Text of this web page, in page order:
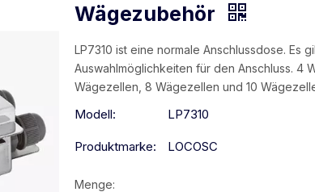
Wägezubehör
LP7310 ist eine normale Anschlussdose. Es
Auswahlmöglichkeiten für den Anschluss. 4
Wägezellen, 8 Wägezellen und 10
Modell: LP7310
Produktmarke: LOCOSC
Menge: